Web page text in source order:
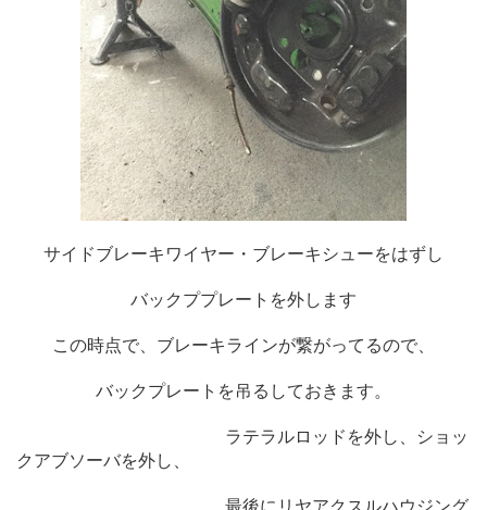
サイドブレーキワイヤー・ブレーキシューをはずし
バックププレートを外します
この時点で、ブレーキラインが繋がってるので、
バックプレートを吊るしておきます。
ラテラルロッドを外し、ショッ
クアブソーバを外し、
最後にリヤアクスルハウジング